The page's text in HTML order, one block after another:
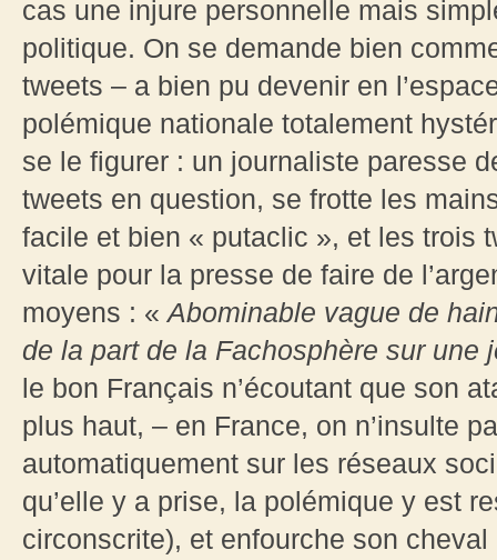
cas une injure personnelle mais
politique. On se demande bien
tweets – a bien pu devenir en
polémique nationale totalement
se le figurer : un journaliste paresse
tweets en question, se frotte les
facile et bien « putaclic », et les trois
vitale pour la presse de faire de
moyens : «Abominable vague de
de la part de la Fachosphère sur une
le bon Français n’écoutant que son
plus haut, – en France, on n’insulte
automatiquement sur les réseaux
qu’elle y a prise, la polémique y est
circonscrite), et enfourche son